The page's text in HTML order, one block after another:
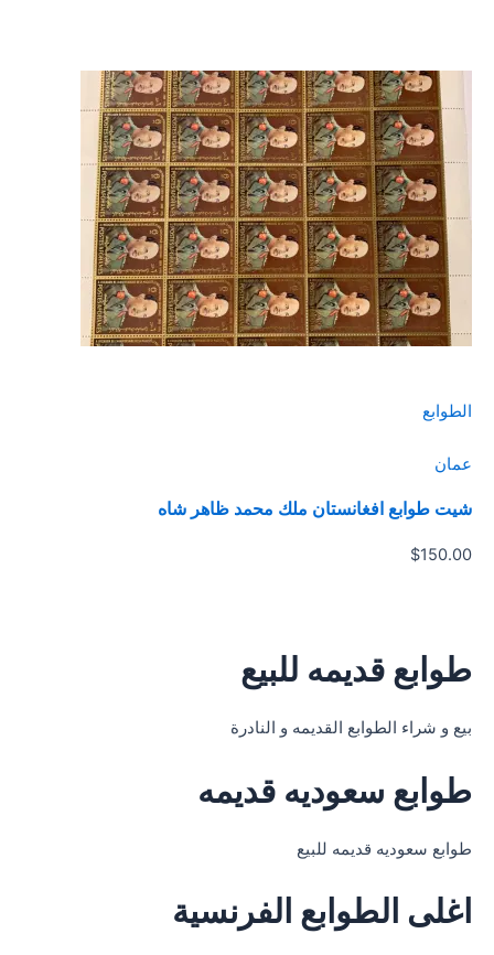
الطوابع
عمان
شيت طوابع افغانستان ملك محمد ظاهر شاه
$150.00
طوابع قديمه للبيع
بيع و شراء الطوابع القديمه و النادرة
طوابع سعوديه قديمه
طوابع سعوديه قديمه للبيع
اغلى الطوابع الفرنسية